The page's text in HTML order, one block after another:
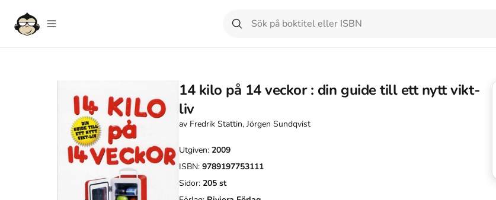
14 kilo på 14 veckor : din guide till ett nytt vikt-
liv
av Fredrik Stattin, Jörgen Sundqvist
Utgiven: 2009
ISBN: 9789197753111
Sidor: 205 st